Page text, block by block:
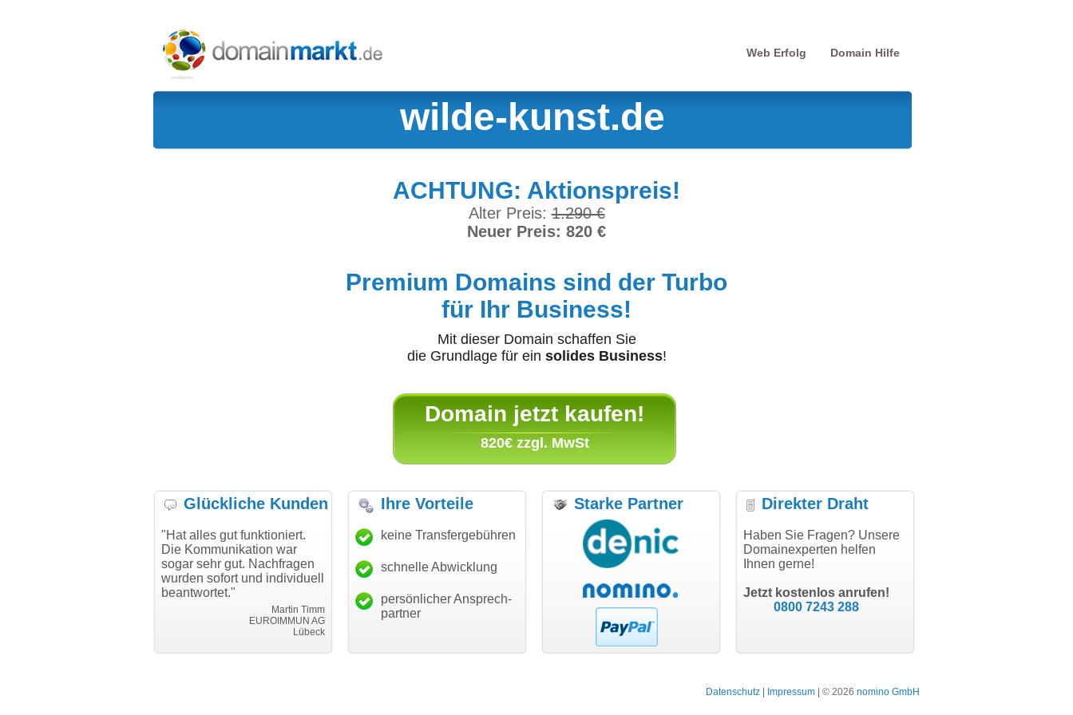
Web Erfolg Domain Hilfe
wilde-kunst.de
ACHTUNG: Aktionspreis!
Alter Preis:1.290 €
Neuer Preis: 820 €
Premium Domains sind der Turbo
für Ihr Business!
Mit dieser Domain schaffen Sie
die Grundlage für ein solides Business!
Domain jetzt kaufen!
820€ zzgl. MwSt
Glückliche Kunden
"Hat alles gut funktioniert.
Die Kommunikation war
sogar sehr gut. Nachfragen
wurden sofort und individuell
beantwortet."
Martin Timm
EUROIMMUN AG
Lübeck
"Danke für den schnellen
Transfer und guten Service!"
Thomas Schäfer
i can eckert communication GmbH
"Ich bin dankbar, meine
Wunschdomain gefunden zu
haben. Die Domain passt für
hundertprozentig."
Janina Köck
Leben im Einklang
leben-im-einklang.de
"Super Abwicklung, vielen
modern software GbR
Landau an der Isar
"Vielen Dank für den
Ihre Vorteile
keine Transfergebühren
schnelle Abwicklung
persönlicher Ansprech-
partner
Starke Partner Direkter Draht
Haben Sie Fragen? Unsere
Domainexperten helfen
Ihnen gerne!
Jetzt kostenlos anrufen!
0800 7243 288
Datenschutz Impressum | © 2026 nomino GmbH